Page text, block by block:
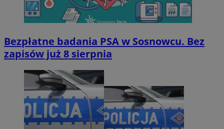
Bezpłatne badania PSA w Sosnowcu. Bez
zapisów już 8 sierpnia